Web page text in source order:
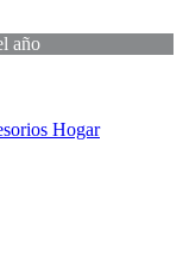
año
Hogar